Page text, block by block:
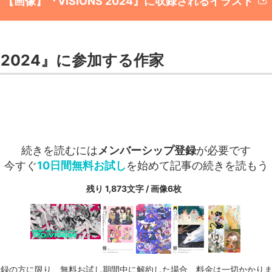
2024』に参加する作家
続きを読むにはメンバーシップ登録が必要です
今すぐ10日間無料お試しを始めて記事の続きを読もう
残り 1,873文字 / 画像6枚
の方に限り、無料お試し期間中に解約した場合、料金は一切かかり